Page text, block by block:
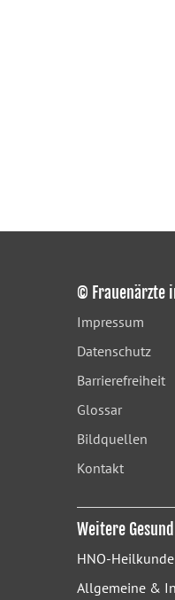
© Frauenärzte
Impressum
Datenschutz
Barrierefreiheit
Glossar
Bildquellen
Kontakt
Weitere
HNO-Heilkunde
Allgemeine &